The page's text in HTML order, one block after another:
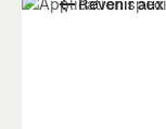
Revenir